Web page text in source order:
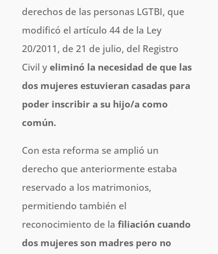
derechos de las personas LGTBI, que
modificó el artículo 44 de la Ley
20/2011, de 21 de julio, del Registro
Civil y eliminó la necesidad de que las
dos mujeres estuvieran casadas para
poder inscribir a su hijo/a como
común.
Con esta reforma se amplió un
derecho que anteriormente estaba
reservado a los matrimonios,
permitiendo también el
reconocimiento de la filiación cuando
dos mujeres son madres pero no